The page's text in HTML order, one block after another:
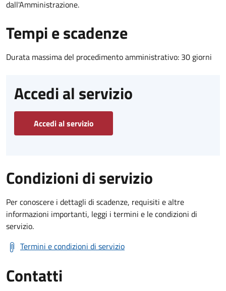
dall'Amministrazione.
Tempi e scadenze
Durata massima del procedimento amministrativo: 30 giorni
Accedi al servizio
Accedi al servizio
Condizioni di servizio
Per conoscere i dettagli di scadenze, requisiti e altre
informazioni importanti, leggi i termini e le condizioni di
servizio.
Termini e condizioni di servizio
Contatti